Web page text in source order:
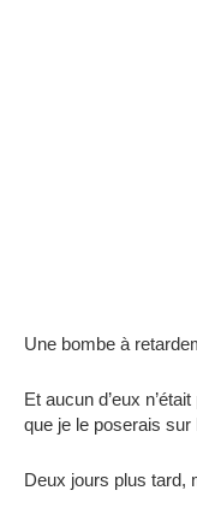
Une bombe à
Et aucun d’eux
que je le poserais sur
Deux jours plus tard,